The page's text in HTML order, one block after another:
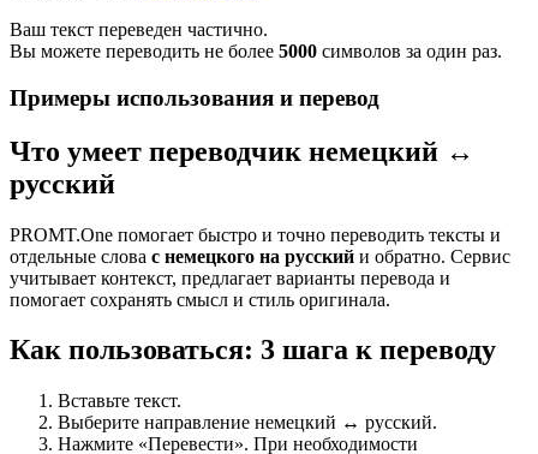
Ваш текст переведен частично.
Вы можете переводить не более 5000 символов за один раз.
Примеры использования и перевод
Что умеет переводчик немецкий ↔
русский
PROMT.One помогает быстро и точно переводить тексты и
отдельные слова с немецкого на русский и обратно. Сервис
учитывает контекст, предлагает варианты перевода и
помогает сохранять смысл и стиль оригинала.
Как пользоваться: 3 шага к переводу
Вставьте текст.
Выберите направление немецкий ↔ русский.
Нажмите «Перевести». При необходимости